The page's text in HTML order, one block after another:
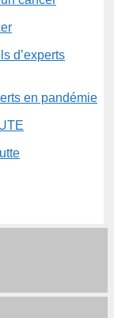
en pandémie